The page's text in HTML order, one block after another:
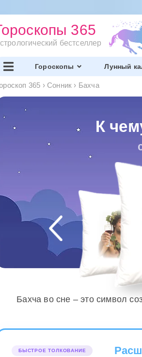
365
бестселлер
Гороскопы Лунный
365 › Сонник › Бахча
К
Бахча во сне – это символ
БЫСТРОЕ ТОЛКОВАНИЕ